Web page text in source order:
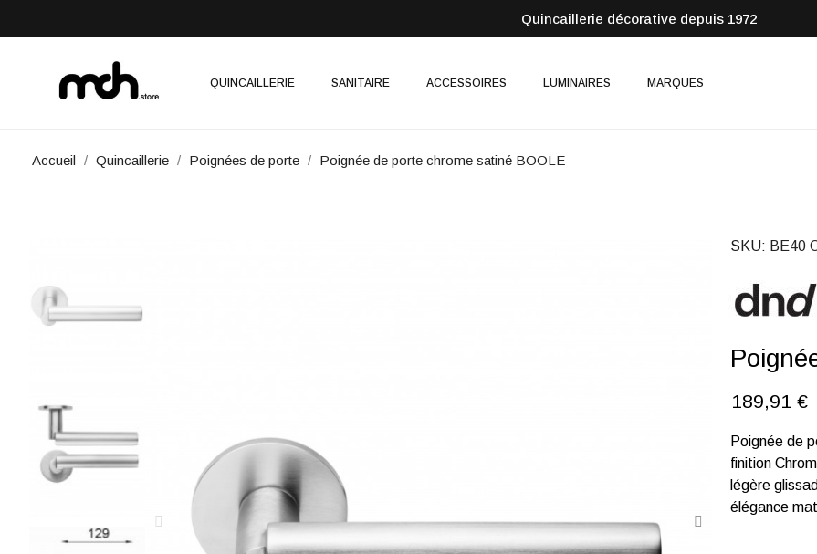
Quincaillerie décorative depuis 1972
QUINCAILLERIE SANITAIRE ACCESSOIRES LUMINAIRES MARQUES
Accueil Quincaillerie Poignées de porte Poignée de porte chrome satiné BOOLE
SKU BE40
189,91 €
Poignée de
finition
légère
élégance